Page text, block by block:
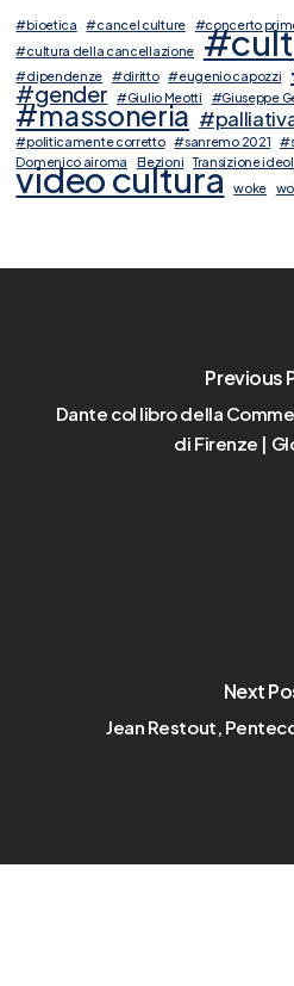
#bioetica #cancel culture
#concerto
#cultura della cancellazione
#dipendenze #diritto #eugenio capozzi
#gender #Giulio Meotti #Giuseppe
#massoneria
#politicamente corretto #sanremo 2021
Domenico airoma
Elezioni Transizione
video cultura woke
Previous
Dante col libro della
di Firenze |
Next
Jean Restout,